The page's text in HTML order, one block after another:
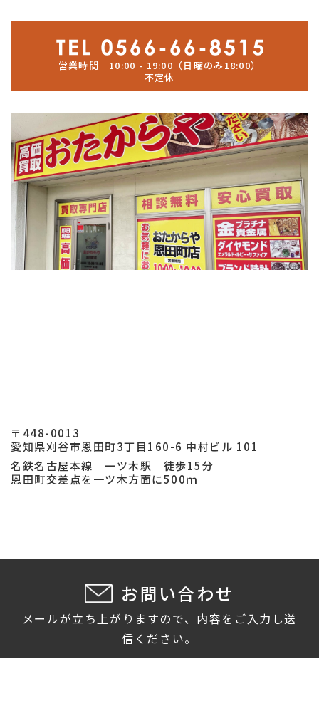
営業時間 10:00 - 19:00（日曜のみ18:00）
不定休
〒448-0013
愛知県刈谷市恩田町3丁目160-6 中村ビル 101
名鉄名古屋本線 一ツ木駅 徒歩15分
恩田町交差点を一ツ木方面に500ｍ
お問い合わせ
メールが立ち上がりますので、内容をご入力し送
信ください。